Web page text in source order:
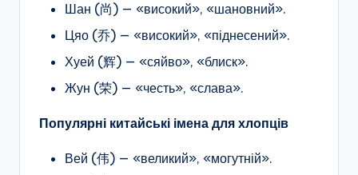
Шан (尚) — «високий», «шановний».
Цяо (乔) — «високий», «піднесений».
Хуей (辉) — «сяйво», «блиск».
Жун (荣) — «честь», «слава».
Популярні китайські імена для хлопців
Вей (伟) — «великий», «могутній».